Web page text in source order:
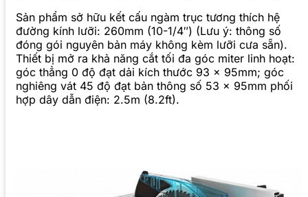
Sản phẩm sở hữu kết cấu ngàm trục tương thích hệ
đường kính lưỡi: 260mm (10-1/4″) (Lưu ý: thông số
đóng gói nguyên bản máy không kèm lưỡi cưa sẵn).
Thiết bị mở ra khả năng cắt tối đa góc miter linh hoạt:
góc thẳng 0 độ đạt dải kích thước 93 x 95mm; góc
nghiêng vát 45 độ đạt bản thông số 53 x 95mm phối
hợp dây dẫn điện: 2.5m (8.2ft).